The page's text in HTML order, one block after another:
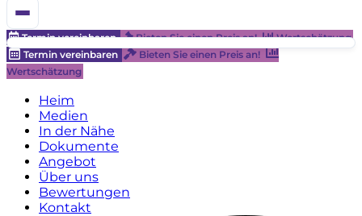
Termin vereinbaren Bieten Sie einen Preis an!
Wertschätzung
Termin vereinbaren
Bieten Sie einen Preis an!
Wertschätzung
Heim
Medien
In der Nähe
Dokumente
Angebot
Über uns
Bewertungen
Kontakt